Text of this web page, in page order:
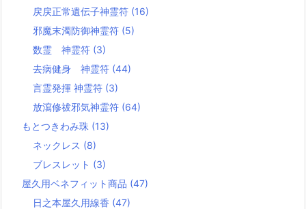
戻戻正常遺伝子神霊符 (16)
邪魔末濁防御神霊符 (5)
数霊 神霊符 (3)
去病健身 神霊符 (44)
言霊発揮 神霊符 (3)
放瀉修祓邪気神霊符 (64)
もとつきわみ珠 (13)
ネックレス (8)
ブレスレット (3)
屋久用ベネフィット商品 (47)
日之本屋久用線香 (47)